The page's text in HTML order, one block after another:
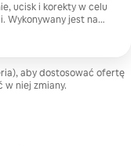
ucisk i korekty w celu
Wykonywany jest na
i ruchy kołysania,
ciała.
aby dostosować ofertę
niej zmiany.